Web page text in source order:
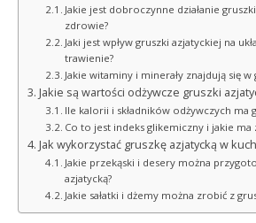
Jakie jest dobroczynne działanie
zdrowie?
Jaki jest wpływ gruszki azjatyckiej na
trawienie?
Jakie witaminy i minerały znajdują się w
Jakie są wartości odżywcze gruszki
Ile kalorii i składników odżywczych ma
Co to jest indeks glikemiczny i jakie ma
Jak wykorzystać gruszkę azjatycką w
Jakie przekąski i desery można
azjatycką?
Jakie sałatki i dżemy można zrobić z